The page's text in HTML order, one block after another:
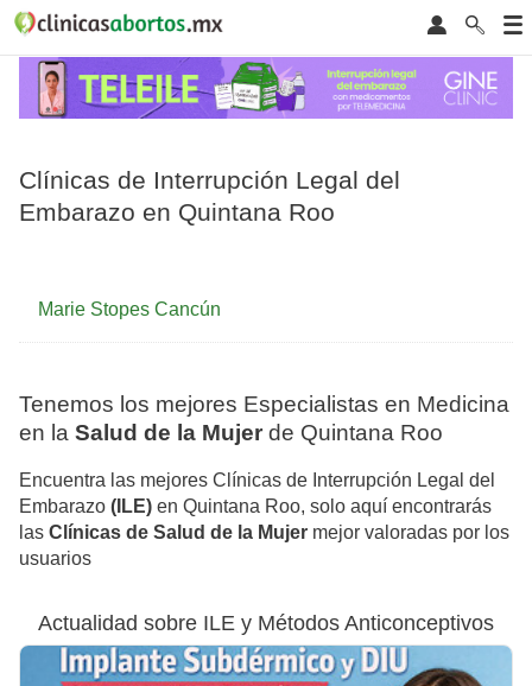
Clínicas de Interrupción Legal del
Embarazo en Quintana Roo
Marie Stopes Cancún
Tenemos los mejores Especialistas en Medicina
en la Salud de la Mujer de Quintana Roo
Encuentra las mejores Clínicas de Interrupción Legal del
Embarazo (ILE) en Quintana Roo, solo aquí encontrarás
las Clínicas de Salud de la Mujer mejor valoradas por los
usuarios
Actualidad sobre ILE y Métodos Anticonceptivos